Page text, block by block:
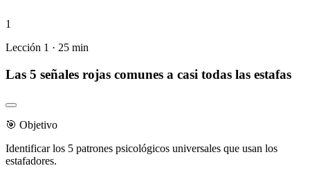
1
Lección 1 · 25 min
Las 5 señales rojas comunes a casi todas las estafas
🎯 Objetivo
Identificar los 5 patrones psicológicos universales que usan los
estafadores.